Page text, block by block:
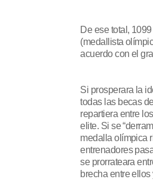
De ese total,
(medallista
acuerdo con el
Si prosperara la
todas las becas
repartiera entre
elite. Si se
medalla olímpica
entrenadores
se prorrateara
brecha entre